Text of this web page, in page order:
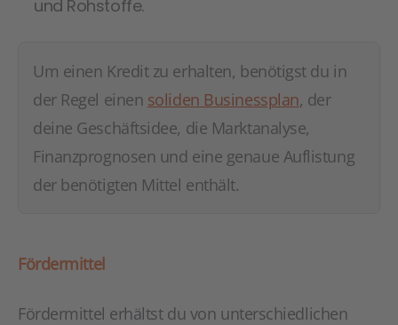
und Rohstoffe.
Um einen Kredit zu erhalten, benötigst du in
der Regel einen soliden Businessplan, der
deine Geschäftsidee, die Marktanalyse,
Finanzprognosen und eine genaue Auflistung
der benötigten Mittel enthält.
Fördermittel
Fördermittel erhältst du von unterschiedlichen